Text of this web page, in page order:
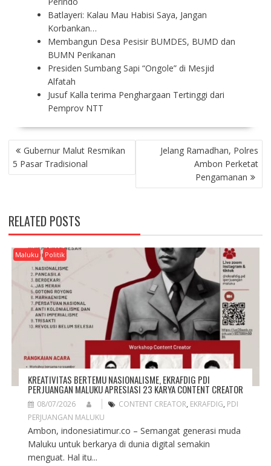
Batlayeri: Kalau Mau Habisi Saya, Jangan
Korbankan…
Membangun Desa Pesisir BUMDES, BUMD dan
BUMN Perikanan
Presiden Sumbang Sapi “Ongole” di Mesjid
Alfatah
Jusuf Kalla terima Penghargaan Tertinggi dari
Pemprov NTT
P
O
S
A
V
I
G
A
Gubernur Malut Resmikan
5 Pasar Tradisional
Jelang Ramadhan, Polres
Ambon Perketat
Pengamanan
RELATED POSTS
Maluku Politik
KREATIVITAS BERTEMU NASIONALISME, EKRAFDIG PDI
PERJUANGAN MALUKU APRESIASI 23 KARYA CONTENT CREATOR
08/07/2026 CONTENT CREATOR, EKRAFDIG, PDI
PERJUANGAN MALUKU
Ambon, indonesiatimur.co – Semangat generasi muda
Maluku untuk berkarya di dunia digital semakin
menguat. Hal itu...